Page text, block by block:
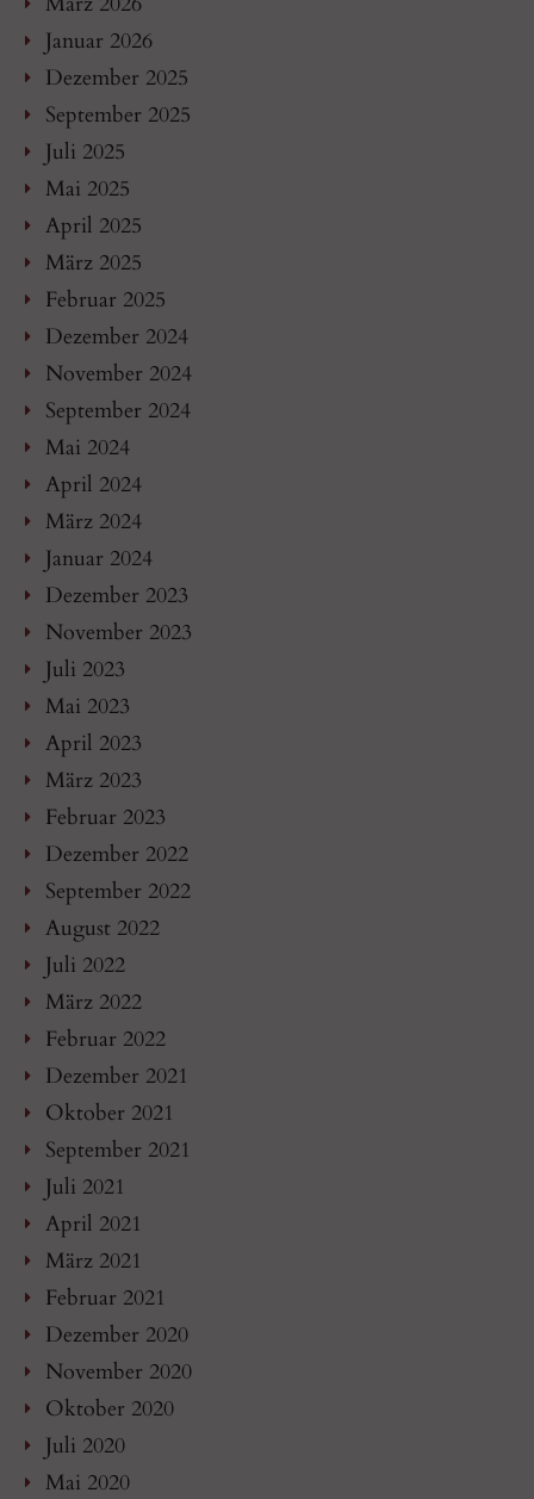
Januar 2026
Dezember 2025
September 2025
Juli 2025
Mai 2025
April 2025
März 2025
Februar 2025
Dezember 2024
November 2024
September 2024
Mai 2024
April 2024
März 2024
Januar 2024
Dezember 2023
November 2023
Juli 2023
Mai 2023
April 2023
März 2023
Februar 2023
Dezember 2022
September 2022
August 2022
Juli 2022
März 2022
Februar 2022
Dezember 2021
Oktober 2021
September 2021
Juli 2021
April 2021
März 2021
Februar 2021
Dezember 2020
November 2020
Oktober 2020
Juli 2020
Mai 2020